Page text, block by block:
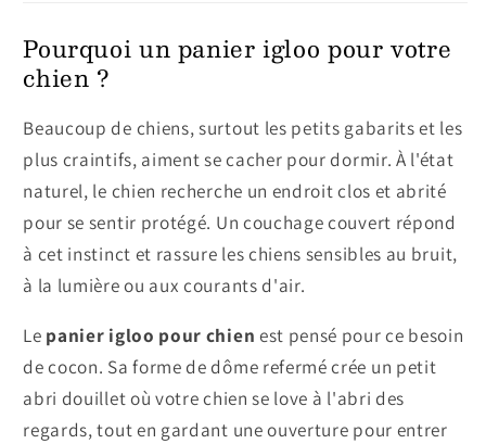
Pourquoi un panier igloo pour votre
chien ?
Beaucoup de chiens, surtout les petits gabarits et les
plus craintifs, aiment se cacher pour dormir. À l'état
naturel, le chien recherche un endroit clos et abrité
pour se sentir protégé. Un couchage couvert répond
à cet instinct et rassure les chiens sensibles au bruit,
à la lumière ou aux courants d'air.
Le panier igloo pour chien est pensé pour ce besoin
de cocon. Sa forme de dôme refermé crée un petit
abri douillet où votre chien se love à l'abri des
regards, tout en gardant une ouverture pour entrer